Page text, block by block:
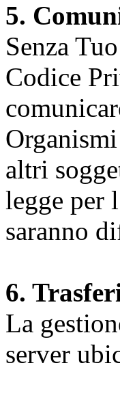
5.
Senza
Codice
altri
legge per
saranno
6.
La
server